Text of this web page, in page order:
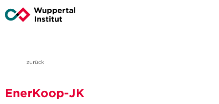
zurück
EnerKoop-JK